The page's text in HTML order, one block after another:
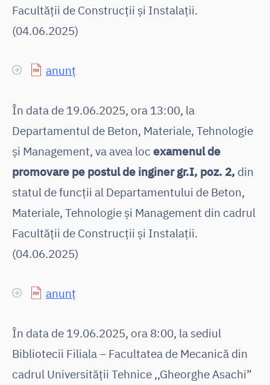
Facultății de Construcții și Instalații.
(04.06.2025)
anunț
În data de 19.06.2025, ora 13:00, la
Departamentul de Beton, Materiale, Tehnologie
și Management, va avea loc examenul de
promovare pe postul de inginer gr.I, poz. 2, din
statul de funcții al Departamentului de Beton,
Materiale, Tehnologie și Management din cadrul
Facultății de Construcții și Instalații.
(04.06.2025)
anunț
În data de 19.06.2025, ora 8:00, la sediul
Bibliotecii Filiala – Facultatea de Mecanică din
cadrul Universității Tehnice ,,Gheorghe Asachi”